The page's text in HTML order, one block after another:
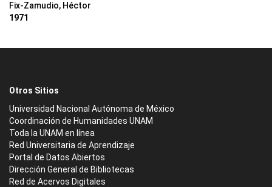
Fix-Zamudio, Héctor
1971
Otros Sitios
Universidad Nacional Autónoma de México
Coordinación de Humanidades UNAM
Toda la UNAM en línea
Red Universitaria de Aprendizaje
Portal de Datos Abiertos
Dirección General de Bibliotecas
Red de Acervos Digitales